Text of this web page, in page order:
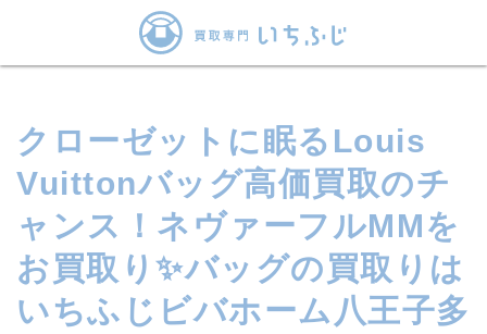
クローゼットに眠るLouis
Vuittonバッグ高価買取のチ
ャンス！ネヴァーフルMMを
お買取り✨バッグの買取りは
いちふじビバホーム八王子多